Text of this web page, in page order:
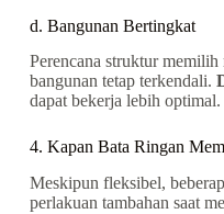
d. Bangunan Bertingkat
Perencana struktur
bangunan tetap terkendali.
dapat bekerja lebih optimal.
4. Kapan Bata Ringan
Meskipun fleksibel,
perlakuan tambahan saat